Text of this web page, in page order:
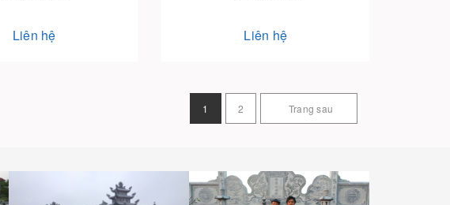
Liên hệ Liên hệ
1 2 Trang sau